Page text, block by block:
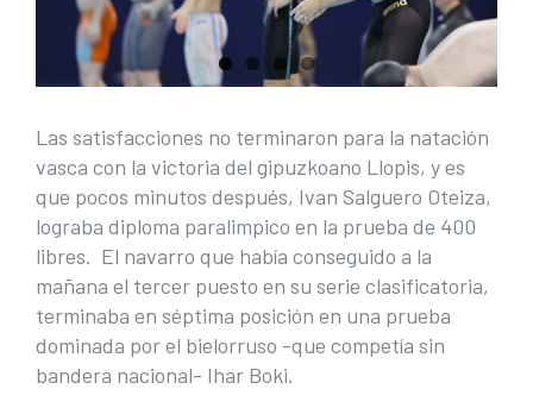
Las satisfacciones no terminaron para la natación
vasca con la victoria del gipuzkoano Llopis, y es
que pocos minutos después, Ivan Salguero Oteiza,
lograba diploma paralimpico en la prueba de 400
libres. El navarro que había conseguido a la
mañana el tercer puesto en su serie clasificatoria,
terminaba en séptima posición en una prueba
dominada por el bielorruso -que competía sin
bandera nacional- Ihar Boki.